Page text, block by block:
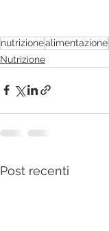
nutrizionealimentazione
Nutrizione
Post recenti